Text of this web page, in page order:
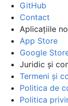
GitHub
Contact
Aplicațiile
App Store
Google
Juridic și
Termeni și
Politica de
Politica